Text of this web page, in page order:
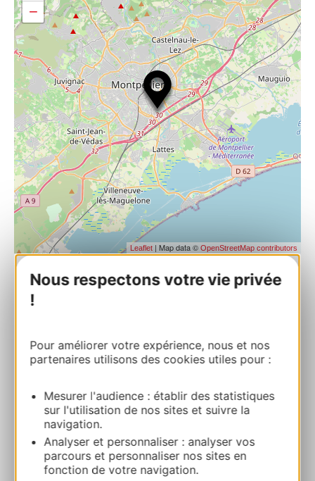
Nous respectons votre vie privée
!
Pour améliorer votre expérience, nous et nos
partenaires utilisons des cookies utiles pour :
Mesurer l'audience : établir des statistiques
sur l'utilisation de nos sites et suivre la
navigation.
Analyser et personnaliser : analyser vos
parcours et personnaliser nos sites en
fonction de votre navigation.
−
Leaflet | Map data © OpenStreetMap contributors
Route & access
04 67 13 62 03
E-mail